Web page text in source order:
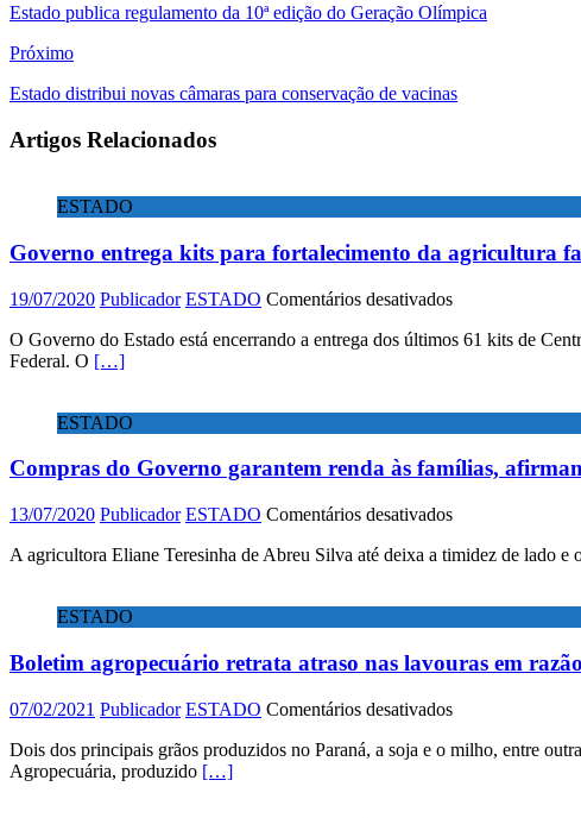
Estado publica regulamento da 10ª edição do Geração Olímpica
Próximo
Estado distribui novas câmaras para conservação de vacinas
Artigos Relacionados
ESTADO
Governo entrega kits para fortalecimento da agricultura
19/07/2020 Publicador ESTADO Comentários desativadosem
entrega
familiar
O Governo do Estado está encerrando a entrega dos últimos 61 kits de
Federal. O […]
ESTADO
Compras do Governo garantem renda às famílias,
13/07/2020 Publicador ESTADO Comentários desativadosem
do
famílias,
agricultoras
A agricultora Eliane Teresinha de Abreu Silva até deixa a timidez de lado e
ESTADO
Boletim agropecuário retrata atraso nas lavouras em
07/02/2021 Publicador ESTADO Comentários desativadosem
agropecuário
Dois dos principais grãos produzidos no Paraná, a soja e o milho, entre
Agropecuária, produzido […]